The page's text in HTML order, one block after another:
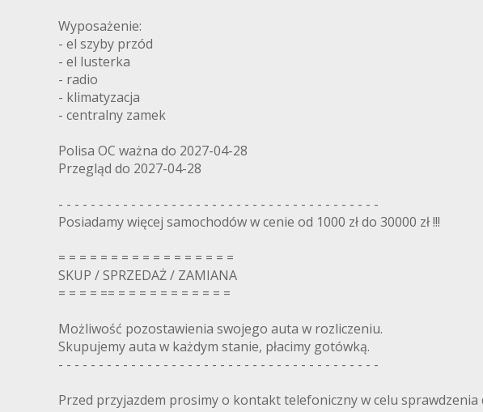
Wyposażenie:
- el szyby przód
- el lusterka
- radio
- klimatyzacja
- centralny zamek
Polisa OC ważna do 2027-04-28
Przegląd do 2027-04-28
- - - - - - - - - - - - - - - - - - - - - - - - - - - - - - - - - - - - - - - -
Posiadamy więcej samochodów w cenie od 1000 zł do 30000 zł !!!
= = = = = = = = = = = = = = = = =
SKUP / SPRZEDAŻ / ZAMIANA
= = = = == = = = = = = = = = = =
Możliwość pozostawienia swojego auta w rozliczeniu.
Skupujemy auta w każdym stanie, płacimy gotówką.
- - - - - - - - - - - - - - - - - - - - - - - - - - - - - - - - - - - - - - - -
Przed przyjazdem prosimy o kontakt telefoniczny w celu sprawdzenia